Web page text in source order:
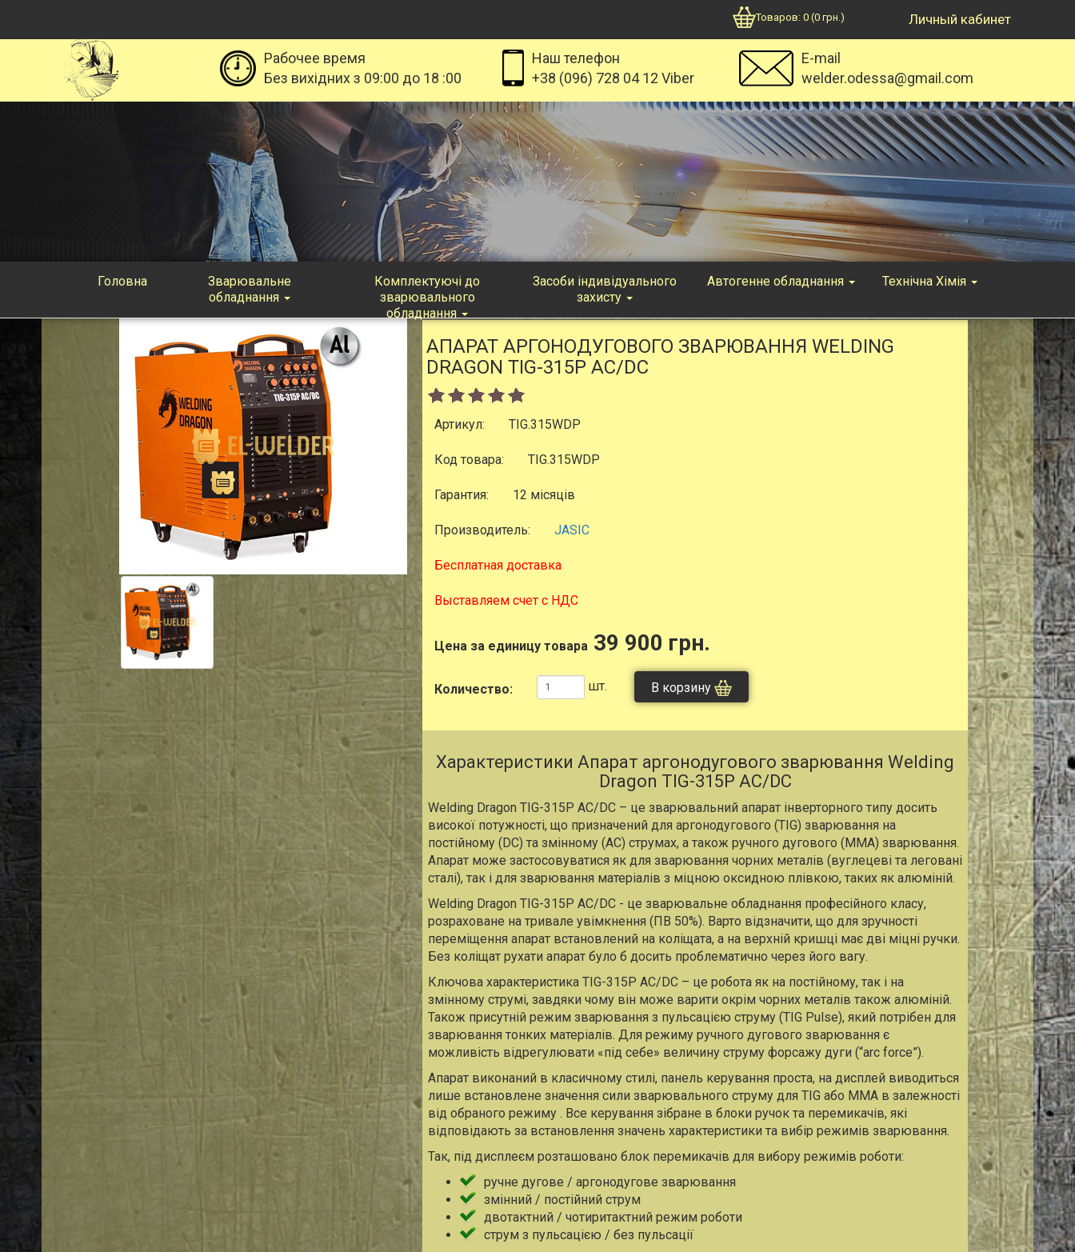
Личный кабинет
Товаров: 0 (0 грн.)
Рабочее время
Без вихідних з 09:00 до 18 :00
Наш телефон
+38 (096) 728 04 12 Viber
E-mail
welder.odessa@gmail.com
Головна
Зварювальне
обладнання
Комплектуючі до
зварювального
обладнання
Засоби індивідуального
захисту
Автогенне обладнання Технічна Хімія
АПАРАТ АРГОНОДУГОВОГО ЗВАРЮВАННЯ WELDING
DRAGON TIG-315P AC/DC
Артикул: TIG.315WDP
Код товара: TIG.315WDP
Гарантия: 12 місяців
Производитель: JASIC
Бесплатная доставка
Выставляем счет с НДС
Цена за единицу товара 39 900 грн.
Количество: шт. В корзину
Характеристики Апарат аргонодугового зварювання Welding
Dragon TIG-315P AC/DC
Welding Dragon TIG-315P AC/DC – це зварювальний апарат інверторного типу досить
високої потужності, що призначений для аргонодугового (TIG) зварювання на
постійному (DC) та змінному (AC) струмах, а також ручного дугового (MMA) зварювання.
Апарат може застосовуватися як для зварювання чорних металів (вуглецеві та леговані
сталі), так і для зварювання матеріалів з міцною оксидною плівкою, таких як алюміній.
Welding Dragon TIG-315P AC/DC - це зварювальне обладнання професійного класу,
розраховане на тривале увімкнення (ПВ 50%). Варто відзначити, що для зручності
переміщення апарат встановлений на коліщата, а на верхній кришці має дві міцні ручки.
Без коліщат рухати апарат було б досить проблематично через його вагу.
Ключова характеристика TIG-315P AC/DC – це робота як на постійному, так і на
змінному струмі, завдяки чому він може варити окрім чорних металів також алюміній.
Також присутній режим зварювання з пульсацією струму (TIG Pulse), який потрібен для
зварювання тонких матеріалів. Для режиму ручного дугового зварювання є
можливість відрегулювати «під себе» величину струму форсажу дуги (“arc force”).
Апарат виконаний в класичному стилі, панель керування проста, на дисплей виводиться
лише встановлене значення сили зварювального струму для TIG або MMA в залежності
від обраного режиму . Все керування зібране в блоки ручок та перемикачів, які
відповідають за встановлення значень характеристики та вибір режимів зварювання.
Так, під дисплеєм розташовано блок перемикачів для вибору режимів роботи:
ручне дугове / аргонодугове зварювання
змінний / постійний струм
двотактний / чотиритактний режим роботи
струм з пульсацією / без пульсації